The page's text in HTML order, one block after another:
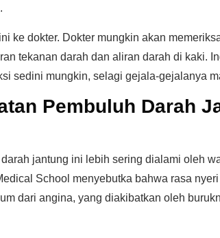
ke dokter. Dokter mungkin akan
tekanan darah dan aliran darah di kaki.
sedini mungkin, selagi gejala-gejalanya
Pembuluh Darah
jantung ini lebih sering dialami oleh
School menyebutka bahwa rasa
dari angina, yang diakibatkan oleh